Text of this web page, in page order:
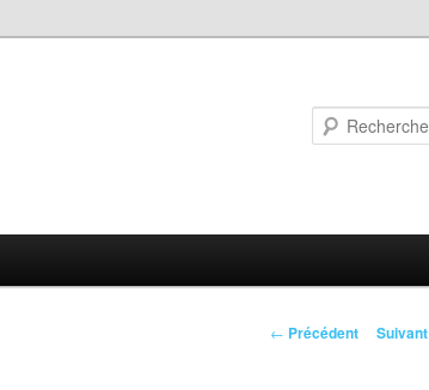
Navigation
← Précédent Suivant